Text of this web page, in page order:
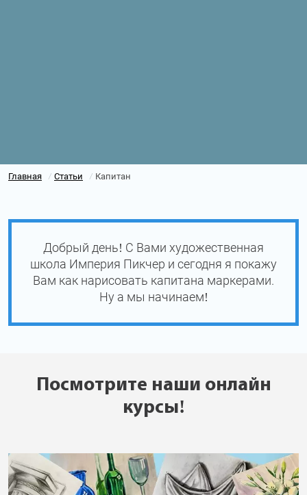
Главная / Статьи / Капитан
Добрый день! С Вами художественная
школа Империя Пикчер и сегодня я покажу
Вам как нарисовать капитана маркерами.
Ну а мы начинаем!
Посмотрите наши онлайн
курсы!